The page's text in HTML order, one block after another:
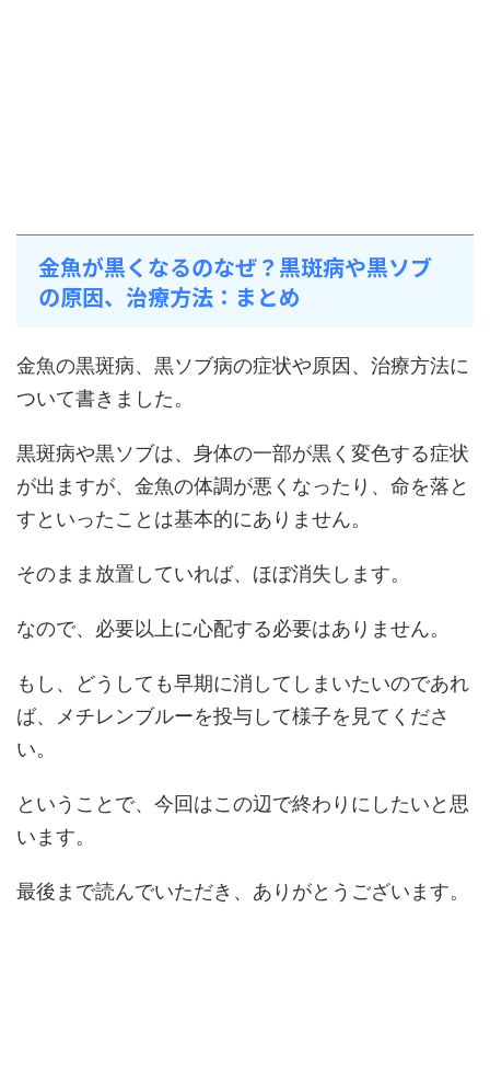
金魚が黒くなるのなぜ？黒斑病や黒ソブ
の原因、治療方法：まとめ
金魚の黒斑病、黒ソブ病の症状や原因、治療方法に
ついて書きました。
黒斑病や黒ソブは、身体の一部が黒く変色する症状
が出ますが、金魚の体調が悪くなったり、命を落と
すといったことは基本的にありません。
そのまま放置していれば、ほぼ消失します。
なので、必要以上に心配する必要はありません。
もし、どうしても早期に消してしまいたいのであれ
ば、メチレンブルーを投与して様子を見てくださ
い。
ということで、今回はこの辺で終わりにしたいと思
います。
最後まで読んでいただき、ありがとうございます。